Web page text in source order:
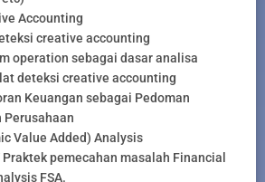
Accounting
creative accounting
operation sebagai dasar analisa
deteksi creative accounting
Keuangan sebagai Pedoman
Perusahaan
Value Added) Analysis
pemecahan masalah Financial
FSA.